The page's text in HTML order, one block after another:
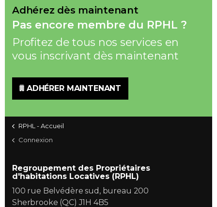
Adhérez dès maintenant
Pas encore membre du RPHL ?
Profitez de tous nos services en
vous inscrivant dès maintenant
ADHÉRER MAINTENANT
RPHL - Accueil
Connexion
Regroupement des Propriétaires
d'habitations Locatives (RPHL)
100 rue Belvédère sud, bureau 200
Sherbrooke (QC) J1H 4B5